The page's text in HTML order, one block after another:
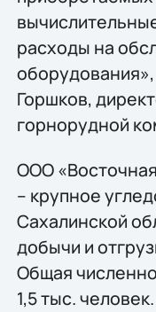
расходы на
Горшков,
горнорудной
ООО
– крупное
Сахалинской
добычи и
Общая
1,5 тыс. человек.